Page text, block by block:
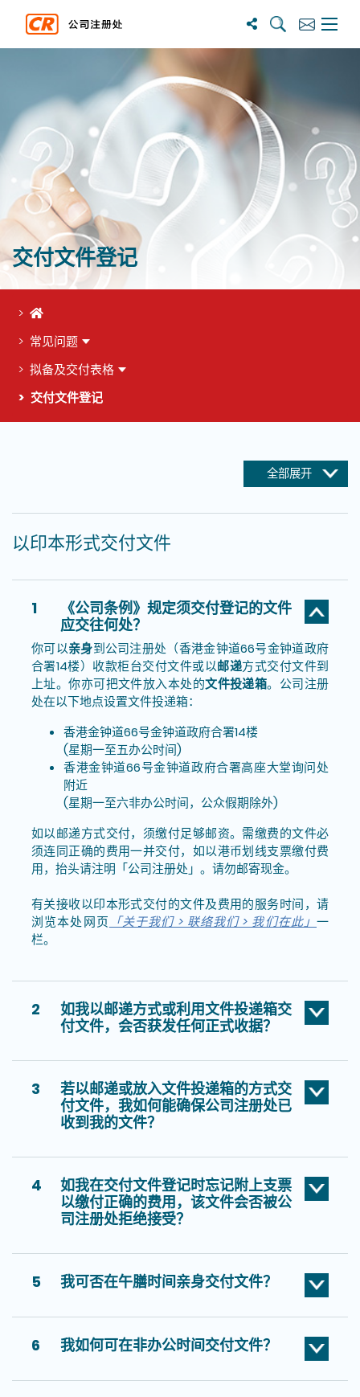
搜尋 訂閱主選
交付文件登记
首页
常见问题
拟备及交付表格
交付文件登记
全部展开
以印本形式交付文件
1
《公司条例》规定须交付登记的文件
应交往何处？
你可以亲身到公司注册处（香港金钟道66号金钟道政府
合署14楼）收款柜台交付文件或以邮递方式交付文件到
上址。你亦可把文件放入本处的文件投递箱。公司注册
处在以下地点设置文件投递箱：
香港金钟道66号金钟道政府合署14楼
(星期一至五办公时间)
香港金钟道66号金钟道政府合署高座大堂询问处
附近
(星期一至六非办公时间，公众假期除外)
如以邮递方式交付，须缴付足够邮资。需缴费的文件必
须连同正确的费用一并交付，如以港币划线支票缴付费
用，抬头请注明「公司注册处」。请勿邮寄现金。
有关接收以印本形式交付的文件及费用的服务时间，请
浏览本处网页 「关于我们 > 联络我们 > 我们在此」 一
栏。
2
如我以邮递方式或利用文件投递箱交
付文件，会否获发任何正式收据？
3
若以邮递或放入文件投递箱的方式交
付文件，我如何能确保公司注册处已
收到我的文件？
4
如我在交付文件登记时忘记附上支票
以缴付正确的费用，该文件会否被公
司注册处拒绝接受？
5 我可否在午膳时间亲身交付文件？
6 我如何可在非办公时间交付文件？